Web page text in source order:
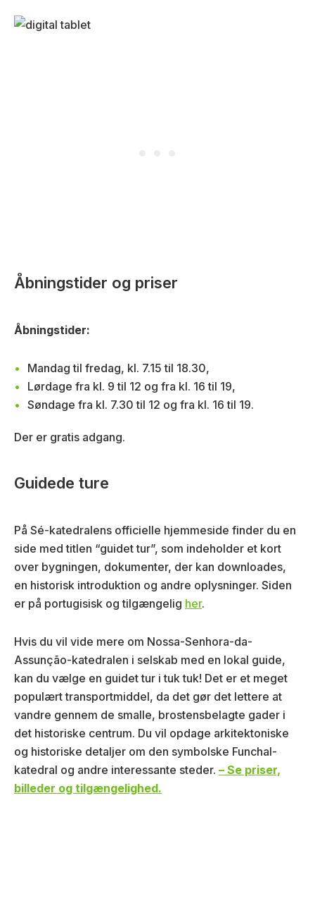
Åbningstider og priser
Åbningstider:
Mandag til fredag, kl. 7.15 til 18.30,
Lørdage fra kl. 9 til 12 og fra kl. 16 til 19,
Søndage fra kl. 7.30 til 12 og fra kl. 16 til 19.
Der er gratis adgang.
Guidede ture
På Sé-katedralens officielle hjemmeside finder du en
side med titlen “guidet tur”, som indeholder et kort
over bygningen, dokumenter, der kan downloades,
en historisk introduktion og andre oplysninger. Siden
er på portugisisk og tilgængelig her.
Hvis du vil vide mere om Nossa-Senhora-da-
Assunção-katedralen i selskab med en lokal guide,
kan du vælge en guidet tur i tuk tuk! Det er et meget
populært transportmiddel, da det gør det lettere at
vandre gennem de smalle, brostensbelagte gader i
det historiske centrum. Du vil opdage arkitektoniske
og historiske detaljer om den symbolske Funchal-
katedral og andre interessante steder. – Se priser,
billeder og tilgængelighed.